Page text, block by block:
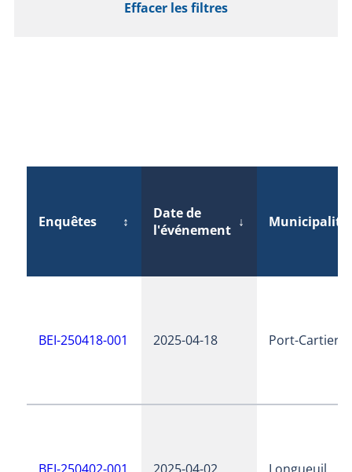
Effacer les filtres
Enquêtes ↕
Date de
l'événement ↓ Municipalité
BEI-250418-001 2025-04-18 Port-Cartier